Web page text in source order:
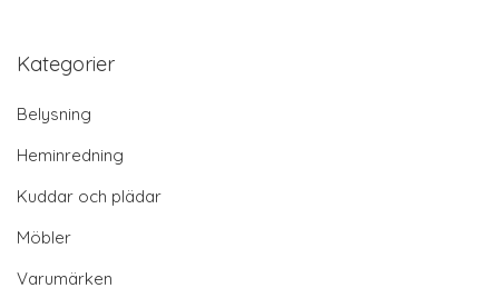
Kategorier
Belysning
Heminredning
Kuddar och plädar
Möbler
Varumärken